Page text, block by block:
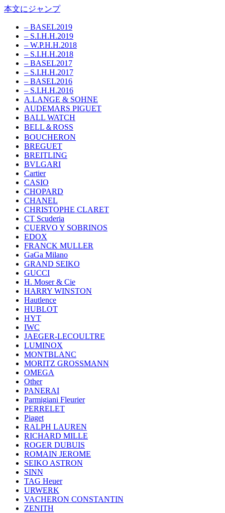
本文にジャンプ
– BASEL2019
– S.I.H.H.2019
– W.P.H.H.2018
– S.I.H.H.2018
– BASEL2017
– S.I.H.H.2017
– BASEL2016
– S.I.H.H.2016
A.LANGE & SOHNE
AUDEMARS PIGUET
BALL WATCH
BELL＆ROSS
BOUCHERON
BREGUET
BREITLING
BVLGARI
Cartier
CASIO
CHOPARD
CHANEL
CHRISTOPHE CLARET
CT Scuderia
CUERVO Y SOBRINOS
EDOX
FRANCK MULLER
GaGa Milano
GRAND SEIKO
GUCCI
H. Moser & Cie
HARRY WINSTON
Hautlence
HUBLOT
HYT
IWC
JAEGER-LECOULTRE
LUMINOX
MONTBLANC
MORITZ GROSSMANN
OMEGA
Other
PANERAI
Parmigiani Fleurier
PERRELET
Piaget
RALPH LAUREN
RICHARD MILLE
ROGER DUBUIS
ROMAIN JEROME
SEIKO ASTRON
SINN
TAG Heuer
URWERK
VACHERON CONSTANTIN
ZENITH